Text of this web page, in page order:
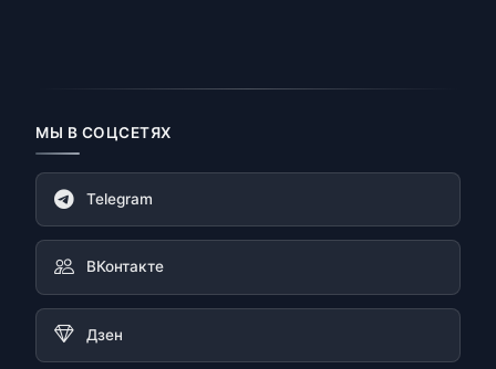
МЫ В СОЦСЕТЯХ
Telegram
ВКонтакте
Дзен